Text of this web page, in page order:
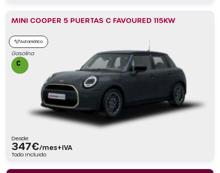
MINI COOPER 5 PUERTAS C FAVOURED 115KW
Automático
Gasolina
Desde:
347€/mes+IVA
Todo incluido